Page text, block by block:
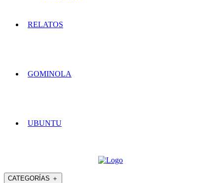
RELATOS
GOMINOLA
UBUNTU
CATEGORÍAS ＋